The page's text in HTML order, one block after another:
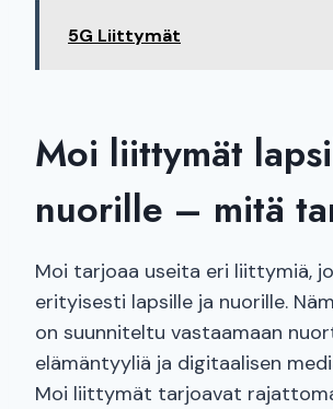
5G Liittymät
Moi liittymät
nuorille – mitä
Moi tarjoaa useita eri liittymiä,
erityisesti lapsille ja nuorille.
on suunniteltu vastaamaan
elämäntyyliä ja digitaalisen
Moi liittymät tarjoavat